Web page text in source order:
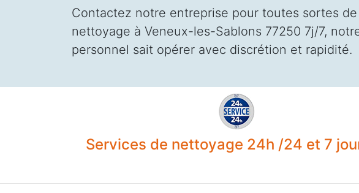
Contactez notre entreprise pour toutes sortes de
nettoyage à Veneux-les-Sablons 77250 7j/7,
personnel sait opérer avec discrétion et rapidité.
Services de nettoyage 24h /24 et 7